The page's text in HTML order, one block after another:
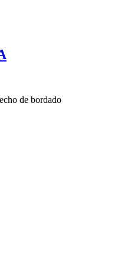
de bordado